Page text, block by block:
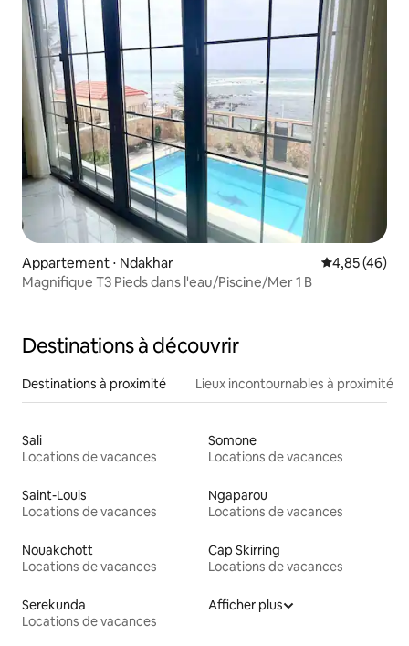
Appartement ⋅ Ndakhar Évaluation
4,85 (46)
Magnifique T3 Pieds dans l'eau/Piscine/Mer 1 B
Destinations à découvrir
Destinations à proximité Lieux incontournables à proximité
Sali
Locations de vacances
Somone
Locations de vacances
Saint-Louis
Locations de vacances
Ngaparou
Locations de vacances
Nouakchott
Locations de vacances
Cap Skirring
Locations de vacances
Serekunda
Locations de vacances
Afficher plus